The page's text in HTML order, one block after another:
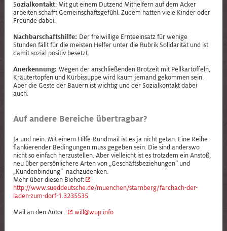
Sozialkontakt: Mit gut einem Dutzend Mithelfern auf dem Acker
arbeiten schafft Gemeinschaftsgefühl. Zudem hatten viele Kinder oder
Freunde dabei.
Nachbarschaftshilfe: Der freiwillige Ernteeinsatz für wenige
Stunden fällt für die meisten Helfer unter die Rubrik Solidarität und ist
damit sozial positiv besetzt.
Anerkennung:Wegen der anschließenden Brotzeit mit Pellkartoffeln,
Kräutertopfen und Kürbissuppe wird kaum jemand gekommen sein.
Aber die Geste der Bauern ist wichtig und der Sozialkontakt dabei
auch.
Auf andere Bereiche übertragbar?
Ja und nein. Mit einem Hilfe-Rundmail ist es ja nicht getan. Eine Reihe
flankierender Bedingungen muss gegeben sein. Die sind anderswo
nicht so einfach herzustellen. Aber vielleicht ist es trotzdem ein Anstoß,
neu über persönlichere Arten von „Geschäftsbeziehungen“ und
„Kundenbindung“ nachzudenken.
Mehr über diesen Biohof:
http://www.sueddeutsche.de/muenchen/starnberg/farchach-der-
laden-zum-dorf-1.3235535
Mail an den Autor: will@wup.info